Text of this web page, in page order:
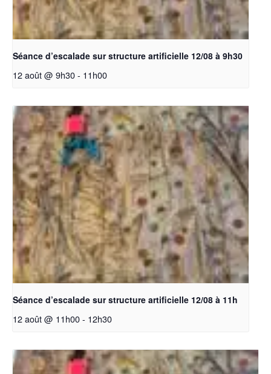
Séance d’escalade sur structure artificielle 12/08 à 9h30
12 août @ 9h30- 11h00
Séance d’escalade sur structure artificielle 12/08 à 11h
12 août @ 11h00- 12h30